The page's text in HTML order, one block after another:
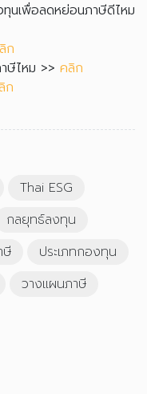
นเพื่อลดหย่อนภาษีดีไหม
ก
ษีไหม >> คลิก
ก
Thai ESG
กลยุทธ์ลงทุน
ษี
ประเภทกองทุน
วางแผนภาษี